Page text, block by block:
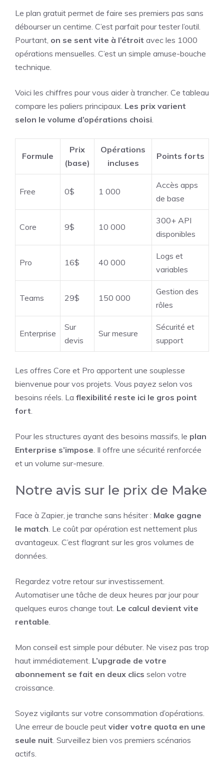
Le plan gratuit permet de faire ses premiers pas sans
débourser un centime. C’est parfait pour tester l’outil.
Pourtant, on se sent vite à l’étroit avec les 1000
opérations mensuelles. C’est un simple amuse-bouche
technique.
Voici les chiffres pour vous aider à trancher. Ce tableau
compare les paliers principaux. Les prix varient
selon le volume d’opérations choisi
Formule
Prix
(base)
Opérations
incluses
Points forts
Free 0$ 1 000
Accès apps
de base
Core 9$ 10 000
300+ API
disponibles
Pro 16$ 40 000
Logs et
variables
Teams 29$ 150 000
Gestion des
rôles
Enterprise
Sur
devis
Sur mesure
Sécurité et
support
Les offres Core et Pro apportent une souplesse
bienvenue pour vos projets. Vous payez selon vos
besoins réels. La flexibilité reste ici le gros point
fort
Pour les structures ayant des besoins massifs, le plan
Enterprise s’impose . Il offre une sécurité renforcée
et un volume sur-mesure.
Notre avis sur le prix de Make
Face à Zapier, je tranche sans hésiter : Make gagne
le match . Le coût par opération est nettement plus
avantageux. C’est flagrant sur les gros volumes de
données.
Regardez votre retour sur investissement.
Automatiser une tâche de deux heures par jour pour
quelques euros change tout. Le calcul devient vite
rentable
Mon conseil est simple pour débuter. Ne visez pas trop
haut immédiatement. L’upgrade de votre
abonnement se fait en deux clics selon votre
croissance.
Soyez vigilants sur votre consommation d’opérations.
Une erreur de boucle peut vider votre quota en une
seule nuit . Surveillez bien vos premiers scénarios
actifs.